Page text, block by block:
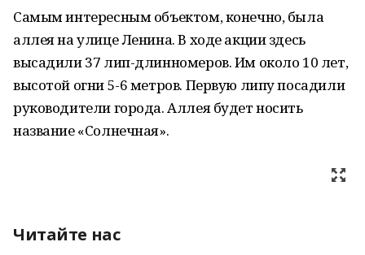
Самым интересным объектом, конечно, была
аллея на улице Ленина. В ходе акции здесь
высадили 37 лип-длинномеров. Им около 10 лет,
высотой огни 5-6 метров. Первую липу посадили
руководители города. Аллея будет носить
название «Солнечная».
Читайте нас